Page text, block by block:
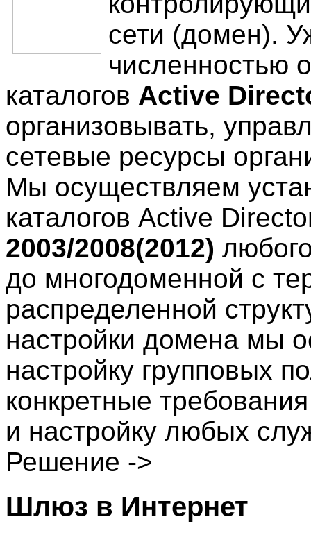
сети (домен).
численностью
каталогов Active
организовывать,
сетевые ресурсы
Мы осуществляем
каталогов Active
2003/2008(2012)
до многодоменной с
распределенной
настройки домена мы
настройку групповых
конкретные
и настройку любых
Решение ->
Шлюз в Интернет